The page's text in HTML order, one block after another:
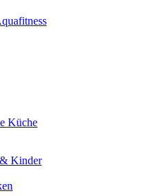
Küche
Kinder